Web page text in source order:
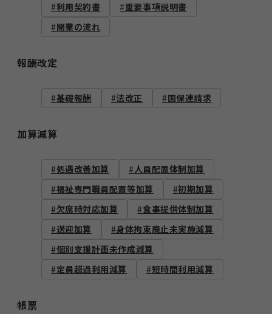
利用契約書
重要事項説明書
開業の流れ
報酬改定
基礎報酬 法改正 国保連請求
加算減算
処遇改善加算
人員配置体制加算
福祉専門職員配置等加算
初期加算
欠席時対応加算
食事提供体制加算
送迎加算
身体拘束廃止未実施減算
個別支援計画未作成減算
定員超過利用減算
短時間利用減算
帳票